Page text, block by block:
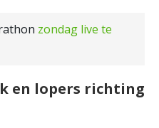
zondag live te
en lopers richting